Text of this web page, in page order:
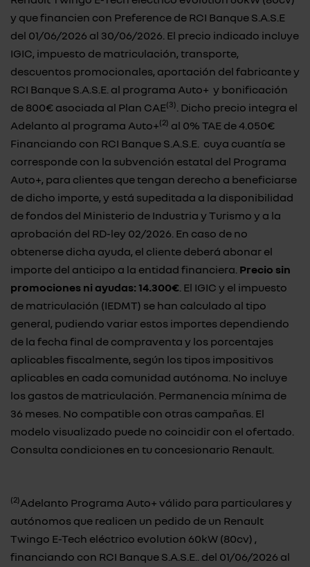
y que financien con Preference de RCI Banque S.A.S.E
del 01/06/2026 al 30/06/2026. El precio indicado incluye
IGIC, impuesto de matriculación, transporte,
descuentos promocionales, aportación del fabricante y
RCI Banque S.A.S.E. al programa Auto+ y bonificación
de 800€ asociada al Plan CAE(3). Dicho precio integra el
Adelanto al programa Auto+(2) al 0% TAE de 4.050€
Financiando con RCI Banque S.A.S.E. cuya cuantía se
corresponde con la subvención estatal del Programa
Auto+, para clientes que tengan derecho a beneficiarse
de dicho importe, y está supeditada a la disponibilidad
de fondos del Ministerio de Industria y Turismo y a la
aprobación del RD-ley 02/2026. En caso de no
obtenerse dicha ayuda, el cliente deberá abonar el
importe del anticipo a la entidad financiera. Precio sin
promociones ni ayudas: 14.300€. El IGIC y el impuesto
de matriculación (IEDMT) se han calculado al tipo
general, pudiendo variar estos importes dependiendo
de la fecha final de compraventa y los porcentajes
aplicables fiscalmente, según los tipos impositivos
aplicables en cada comunidad autónoma. No incluye
los gastos de matriculación. Permanencia mínima de
36 meses. No compatible con otras campañas. El
modelo visualizado puede no coincidir con el ofertado.
Consulta condiciones en tu concesionario Renault.
(2)Adelanto Programa Auto+ válido para particulares y
autónomos que realicen un pedido de un Renault
Twingo E-Tech eléctrico evolution 60kW (80cv) ,
financiando con RCI Banque S.A.S.E.. del 01/06/2026 al